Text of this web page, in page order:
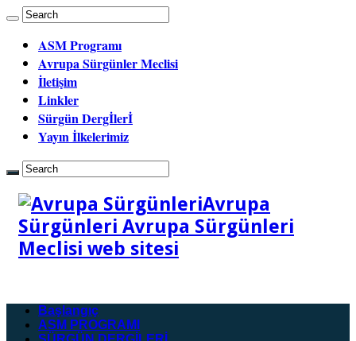
ASM Programı
Avrupa Sürgünler Meclisi
İletişim
Linkler
Sürgün Dergİlerİ
Yayın İlkelerimiz
Avrupa
Sürgünleri Avrupa Sürgünleri
Meclisi web sitesi
Başlangıç
ASM PROGRAMI